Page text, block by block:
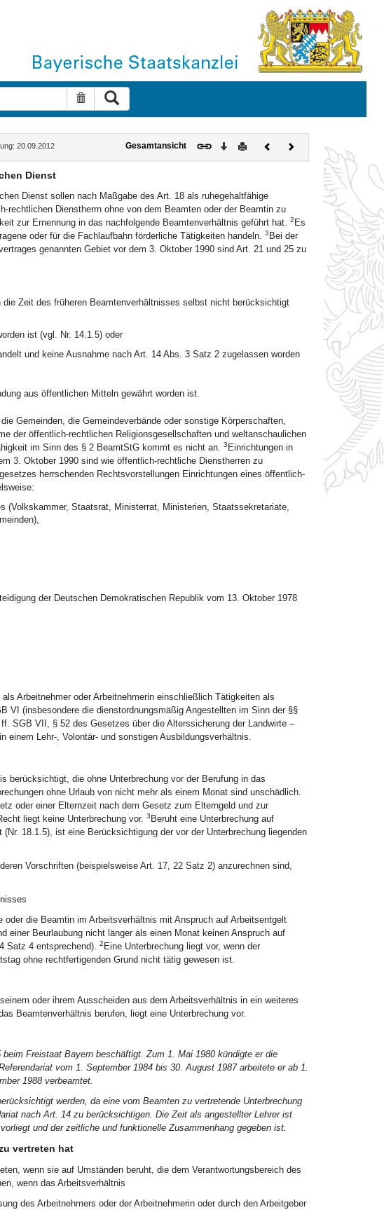
Suche zurücksetzen
20.09.2012 Gesamtansicht Download
DruckenVorherigesNächstes
Dokument
Dienst
Dienst sollen nach Maßgabe des Art. 18 als ruhegehaltfähige
rechtlichen Dienstherrn ohne von dem Beamten oder der Beamtin zu
zur Ernennung in das nachfolgende Beamtenverhältnis geführt hat. 2 Es
oder für die Fachlaufbahn förderliche Tätigkeiten handeln. 3 Bei der
genannten Gebiet vor dem 3. Oktober 1990 sind Art. 21 und 25 zu
Zeit des früheren Beamtenverhältnisses selbst nicht berücksichtigt
ist (vgl. Nr. 14.1.5) oder
und keine Ausnahme nach Art. 14 Abs. 3 Satz 2 zugelassen worden
aus öffentlichen Mitteln gewährt worden ist.
Gemeinden, die Gemeindeverbände oder sonstige Körperschaften,
der öffentlich-rechtlichen Religionsgesellschaften und weltanschaulichen
im Sinn des § 2 BeamtStG kommt es nicht an. 3 Einrichtungen in
3. Oktober 1990 sind wie öffentlich-rechtliche Dienstherren zu
herrschenden Rechtsvorstellungen Einrichtungen eines öffentlich-
(Volkskammer, Staatsrat, Ministerrat, Ministerien, Staatssekretariate,
der Deutschen Demokratischen Republik vom 13. Oktober 1978
Arbeitnehmer oder Arbeitnehmerin einschließlich Tätigkeiten als
VI (insbesondere die dienstordnungsmäßig Angestellten im Sinn der §§
SGB VII, § 52 des Gesetzes über die Alterssicherung der Landwirte –
Lehr-, Volontär- und sonstigen Ausbildungsverhältnis.
berücksichtigt, die ohne Unterbrechung vor der Berufung in das
ohne Urlaub von nicht mehr als einem Monat sind unschädlich.
oder einer Elternzeit nach dem Gesetz zum Elterngeld und zur
liegt keine Unterbrechung vor. 3 Beruht eine Unterbrechung auf
18.1.5), ist eine Berücksichtigung der vor der Unterbrechung liegenden
Vorschriften (beispielsweise Art. 17, 22 Satz 2) anzurechnen sind,
die Beamtin im Arbeitsverhältnis mit Anspruch auf Arbeitsentgelt
einer Beurlaubung nicht länger als einen Monat keinen Anspruch auf
Satz 4 entsprechend). 2 Eine Unterbrechung liegt vor, wenn der
ohne rechtfertigenden Grund nicht tätig gewesen ist.
oder ihrem Ausscheiden aus dem Arbeitsverhältnis in ein weiteres
Beamtenverhältnis berufen, liegt eine Unterbrechung vor.
Freistaat Bayern beschäftigt. Zum 1. Mai 1980 kündigte er die
vom 1. September 1984 bis 30. August 1987 arbeitete er ab 1.
1988 verbeamtet.
werden, da eine vom Beamten zu vertretende Unterbrechung
nach Art. 14 zu berücksichtigen. Die Zeit als angestellter Lehrer ist
und der zeitliche und funktionelle Zusammenhang gegeben ist.
vertreten hat
wenn sie auf Umständen beruht, die dem Verantwortungsbereich des
wenn das Arbeitsverhältnis
des Arbeitnehmers oder der Arbeitnehmerin oder durch den Arbeitgeber